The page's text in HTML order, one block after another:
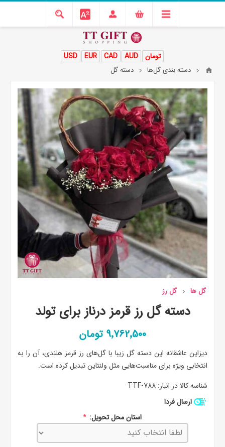
USD EUR CAD AUD تومان
دسته بندی گل‌ها دسته گل
گل ها گل رز
دسته گل رز قرمز درناز برای تولد
9٬762٬500 تومان
دیزاین عاشقانه این دسته گل زیبا با گل‌های رز قرمز هلندی، آن را به
انتخابی ویژه برای مناسبت‌هایی مثل ولنتاین تبدیل کرده است.
شناسه کالا در انبار: TTF-788
ارسال فردا
استان محل تحویل: *